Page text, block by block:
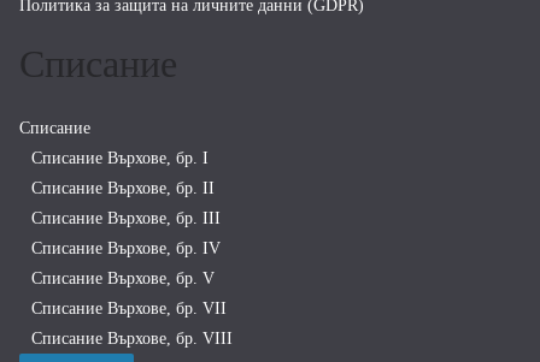
Политика за защита на личните данни (GDPR)
Списание
Списание
Списание Върхове, бр. I
Списание Върхове, бр. II
Списание Върхове, бр. III
Списание Върхове, бр. IV
Списание Върхове, бр. V
Списание Върхове, бр. VII
Списание Върхове, бр. VIII